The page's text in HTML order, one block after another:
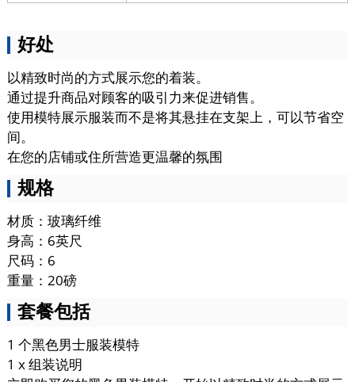
好处
以精致时尚的方式展示您的着装。
通过提升商品对顾客的吸引力来促进销售。
使用模特展示服装而不是将其悬挂在支架上，可以节省空
间。
在您的店铺或住所营造更温馨的氛围
规格
材质：玻璃纤维
身高：6英尺
尺码：6
重量：20磅
套餐包括
1 个黑色男士服装模特
1 x 组装说明